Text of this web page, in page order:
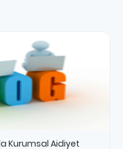
Kurumsal Aidiyet